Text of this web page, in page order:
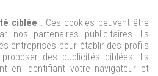
ciblée : Ces cookies peuvent être
nos partenaires publicitaires. Ils
entreprises pour établir des profils
des publicités ciblées. Ils
en identifiant votre navigateur et